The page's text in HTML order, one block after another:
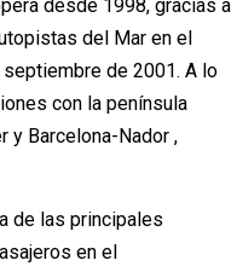
desde 1998, gracias a
del Mar en el
de 2001. A lo
con la península
y Barcelona-Nador ,
de las principales
en el